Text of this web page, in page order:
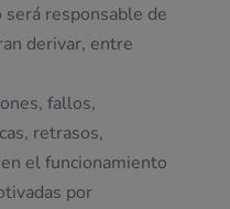
responsable de
derivar, entre
fallos,
retrasos,
el funcionamiento
por